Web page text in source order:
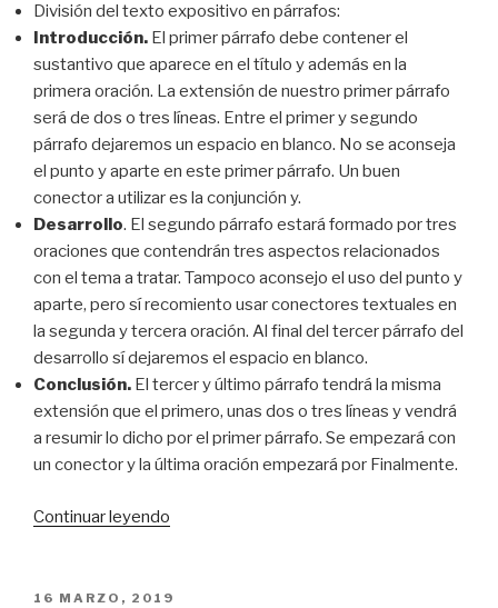
División del texto expositivo en párrafos:
Introducción. El primer párrafo debe contener el
sustantivo que aparece en el título y además en la
primera oración. La extensión de nuestro primer párrafo
será de dos o tres líneas. Entre el primer y segundo
párrafo dejaremos un espacio en blanco. No se aconseja
el punto y aparte en este primer párrafo. Un buen
conector a utilizar es la conjunción y.
Desarrollo. El segundo párrafo estará formado por tres
oraciones que contendrán tres aspectos relacionados
con el tema a tratar. Tampoco aconsejo el uso del punto y
aparte, pero sí recomiento usar conectores textuales en
la segunda y tercera oración. Al final del tercer párrafo del
desarrollo sí dejaremos el espacio en blanco.
Conclusión. El tercer y último párrafo tendrá la misma
extensión que el primero, unas dos o tres líneas y vendrá
a resumir lo dicho por el primer párrafo. Se empezará con
un conector y la última oración empezará por Finalmente.
Continuar leyendo
PERFECTO»
PUBLICADO
16 MARZO, 2019